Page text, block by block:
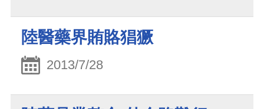
陸醫藥界賄賂猖獗
2013/7/28